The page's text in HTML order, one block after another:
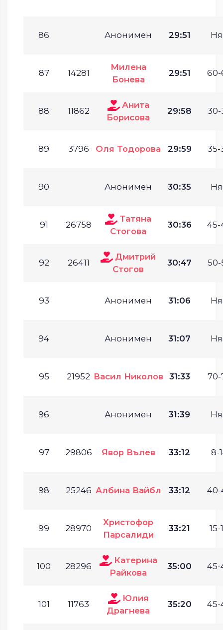
86 Анонимен 29:51
87 14281
Милена
Бонева
29:51 60-
88 11862
Анита
Борисова
29:58 30-
89 3796 Оля Тодорова 29:59 35-
90 Анонимен 30:35
91 26758
Татяна
Стогова
30:36 45-
92 26411
Дмитрий
Стогов
30:47 50-
93 Анонимен 31:06
94 Анонимен 31:07
95 21952 Васил Николов 31:33 70-
96 Анонимен 31:39
97 29806 Явор Вълев 33:12 8-
98 25246 Албина Вайбл 33:12 40-
99 28970
Христофор
Парсалиди
33:21 15-
100 28296
Катерина
Райкова
35:00 45-
101 11763
Юлия
Драгнева
35:20 45-